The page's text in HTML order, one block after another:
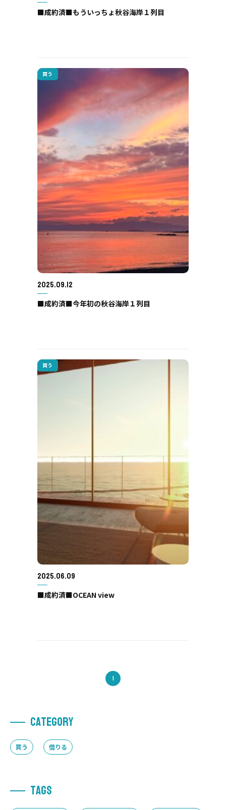
■成約済■もういっちょ秋谷海岸１列目
買う
2025.09.12
■成約済■今年初の秋谷海岸１列目
買う
2025.06.09
■成約済■OCEAN view
1
CATEGORY
買う 借りる
TAGS